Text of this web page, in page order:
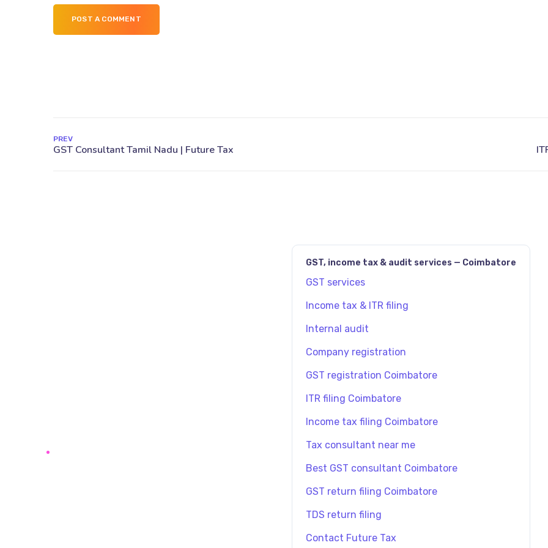
POST A COMMENT
PREV
GST, income tax & audit services — Coimbatore
GST services
Income tax & ITR filing
Internal audit
Company registration
GST registration Coimbatore
ITR filing Coimbatore
Income tax filing Coimbatore
Tax consultant near me
Best GST consultant Coimbatore
GST return filing Coimbatore
TDS return filing
Contact Future Tax